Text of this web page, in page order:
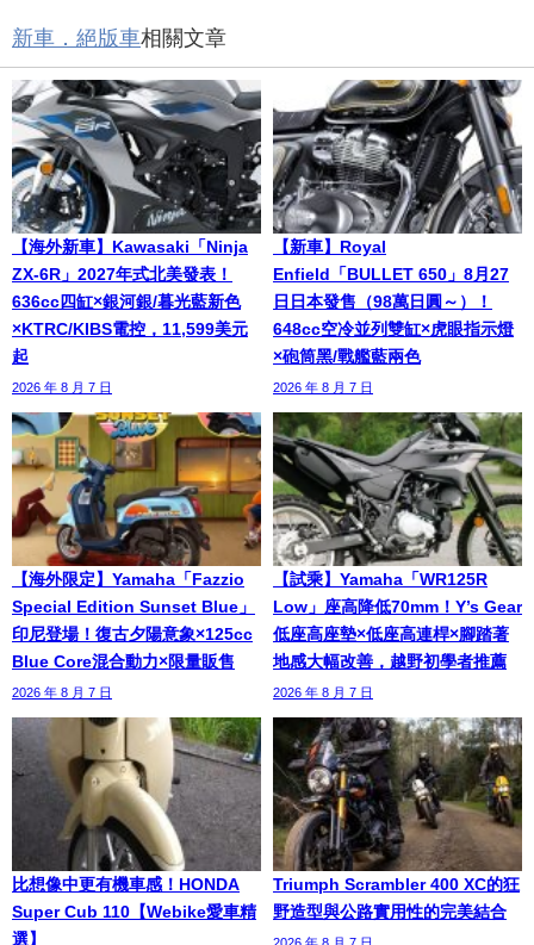
新車．絕版車相關文章
【海外新車】Kawasaki「Ninja
ZX-6R」2027年式北美發表！
636cc四缸×銀河銀/暮光藍新色
×KTRC/KIBS電控，11,599美元
起
2026 年 8 月 7 日
【新車】Royal
Enfield「BULLET 650」8月27
日日本發售（98萬日圓～）！
648cc空冷並列雙缸×虎眼指示燈
×砲筒黑/戰艦藍兩色
2026 年 8 月 7 日
【海外限定】Yamaha「Fazzio
Special Edition Sunset Blue」
印尼登場！復古夕陽意象×125cc
Blue Core混合動力×限量販售
2026 年 8 月 7 日
【試乘】Yamaha「WR125R
Low」座高降低70mm！Y’s Gear
低座高座墊×低座高連桿×腳踏著
地感大幅改善，越野初學者推薦
2026 年 8 月 7 日
比想像中更有機車感！HONDA
Super Cub 110【Webike愛車精
選】
Triumph Scrambler 400 XC的狂
野造型與公路實用性的完美結合